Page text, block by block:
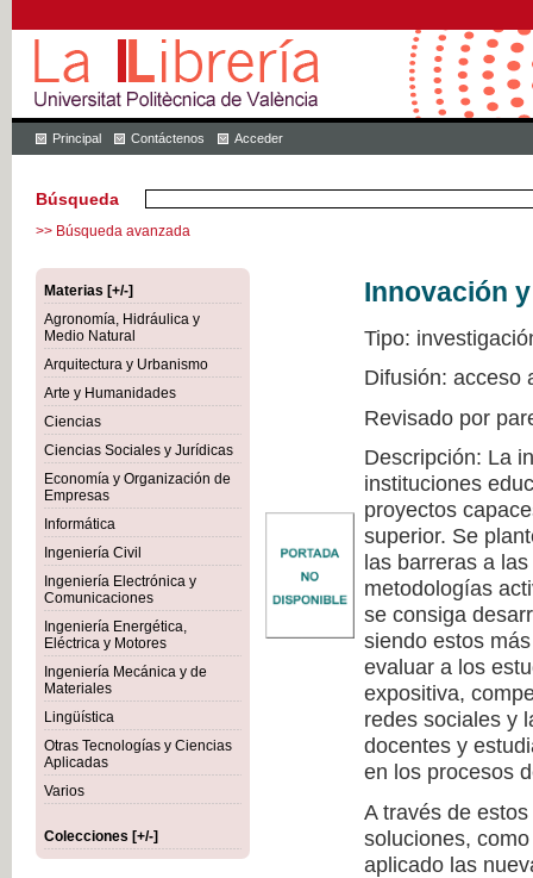
Principal Contáctenos Acceder
Búsqueda
>> Búsqueda avanzada
Materias [+/-]
Agronomía, Hidráulica y
Medio Natural
Arquitectura y Urbanismo
Arte y Humanidades
Ciencias
Ciencias Sociales y Jurídicas
Economía y Organización de
Empresas
Informática
Ingeniería Civil
Ingeniería Electrónica y
Comunicaciones
Ingeniería Energética,
Eléctrica y Motores
Ingeniería Mecánica y de
Materiales
Lingüística
Otras Tecnologías y Ciencias
Aplicadas
Varios
Colecciones [+/-]
Innovación
Tipo:
Difusión: acceso
Revisado por
Descripción: La
instituciones
proyectos
superior. Se
las barreras a
metodologías
se consiga
siendo estos
evaluar a los
expositiva,
redes sociales y
docentes y
en los procesos
A través de
soluciones,
aplicado las